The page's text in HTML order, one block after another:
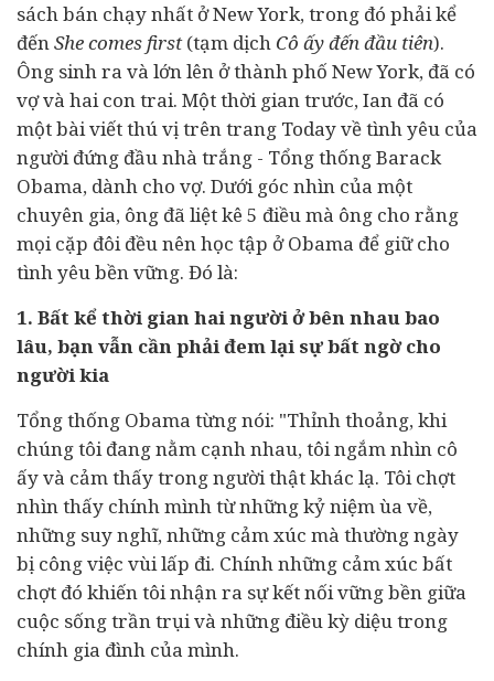
sách bán chạy nhất ở New York, trong đó phải kể
đếnShe comes first(tạm dịch Cô ấy đến đầu tiên).
Ông sinh ra và lớn lên ở thành phố New York, đã có
vợ và hai con trai. Một thời gian trước, Ian đã có
một bài viết thú vị trên trang Today về tình yêu của
người đứng đầu nhà trắng - Tổng thống Barack
Obama, dành cho vợ. Dưới góc nhìn của một
chuyên gia, ông đã liệt kê 5 điều mà ông cho rằng
mọi cặp đôi đều nên học tập ở Obama để giữ cho
tình yêu bền vững. Đó là:
1. Bất kể thời gian hai người ở bên nhau bao
lâu, bạn vẫn cần phải đem lại sự bất ngờ cho
người kia
Tổng thống Obama từng nói: "Thỉnh thoảng, khi
chúng tôi đang nằm cạnh nhau, tôi ngắm nhìn cô
ấy và cảm thấy trong người thật khác lạ. Tôi chợt
nhìn thấy chính mình từ những kỷ niệm ùa về,
những suy nghĩ, những cảm xúc mà thường ngày
bị công việc vùi lấp đi. Chính những cảm xúc bất
chợt đó khiến tôi nhận ra sự kết nối vững bền giữa
cuộc sống trần trụi và những điều kỳ diệu trong
chính gia đình của mình.